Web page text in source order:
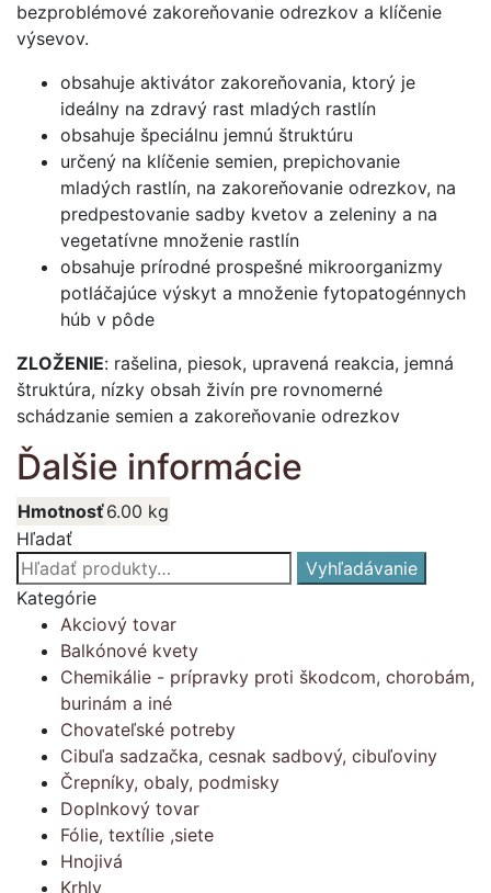
bezproblémové zakoreňovanie odrezkov a klíčenie
výsevov.
obsahuje aktivátor zakoreňovania, ktorý je
ideálny na zdravý rast mladých rastlín
obsahuje špeciálnu jemnú štruktúru
určený na klíčenie semien, prepichovanie
mladých rastlín, na zakoreňovanie odrezkov, na
predpestovanie sadby kvetov a zeleniny a na
vegetatívne množenie rastlín
obsahuje prírodné prospešné mikroorganizmy
potláčajúce výskyt a množenie fytopatogénnych
húb v pôde
ZLOŽENIE: rašelina, piesok, upravená reakcia, jemná
štruktúra, nízky obsah živín pre rovnomerné
schádzanie semien a zakoreňovanie odrezkov
Ďalšie informácie
Hmotnosť6.00 kg
Hľadať
Hľadať:
Vyhľadávanie
Kategórie
Akciový tovar
Balkónové kvety
Chemikálie - prípravky proti škodcom, chorobám,
burinám a iné
Chovateľské potreby
Cibuľa sadzačka, cesnak sadbový, cibuľoviny
Črepníky, obaly, podmisky
Doplnkový tovar
Fólie, textílie ,siete
Hnojivá
Krhly